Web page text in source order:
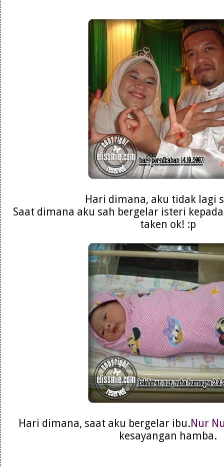
Hari dimana, aku tidak lagi
Saat dimana aku sah bergelar isteri
taken ok! :p
Hari dimana, saat aku bergelar ibu.Nur
kesayangan hamba.